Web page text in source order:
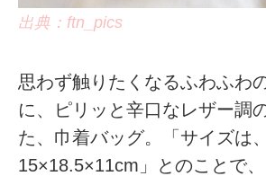
出典：ftn_pics
思わず触りたくなるふわふわ
に、ピリッと辛口なレザー調
た、巾着バッグ。「サイズは、
15×18.5×11cm」とのことで